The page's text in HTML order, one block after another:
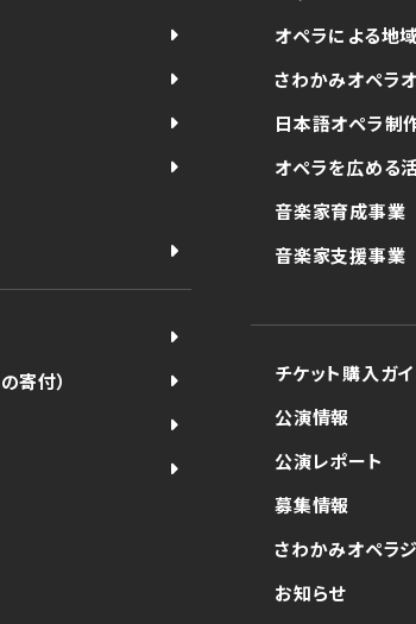
寄付）
オペラによる地
さわかみオペラ
日本語オペラ制
オペラを広める
音楽家育成事業
音楽家支援事業
チケット購入ガ
公演情報
公演レポート
募集情報
さわかみオペラ
お知らせ